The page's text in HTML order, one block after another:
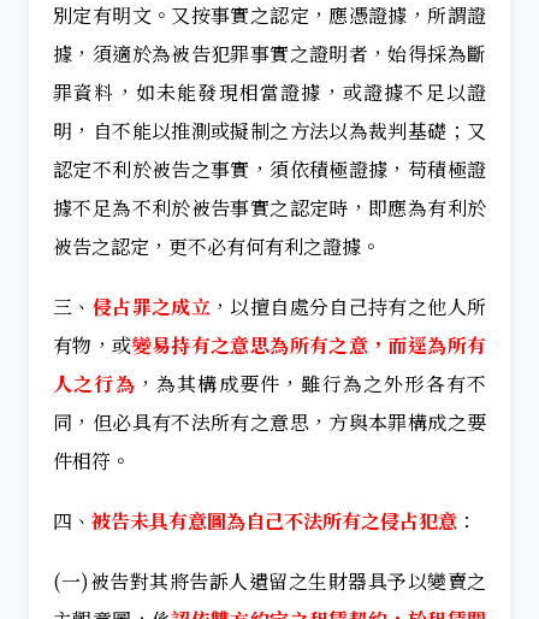
別定有明文。又按事實之認定，應憑證據，所謂證
據，須適於為被告犯罪事實之證明者，始得採為斷
罪資料，如未能發現相當證據，或證據不足以證
明，自不能以推測或擬制之方法以為裁判基礎；又
認定不利於被告之事實，須依積極證據，苟積極證
據不足為不利於被告事實之認定時，即應為有利於
被告之認定，更不必有何有利之證據。
三、 侵占罪之成立 ，以擅自處分自己持有之他人所
有物，或變易持有之意思為所有之意，而逕為所有
人之行為 ，為其構成要件，雖行為之外形各有不
同，但必具有不法所有之意思，方與本罪構成之要
件相符。
四、 被告未具有意圖為自己不法所有之侵占犯意 ：
(一)被告對其將告訴人遺留之生財器具予以變賣之